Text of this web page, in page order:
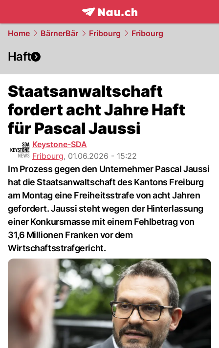
frontpage.NAU.ch
Home BärnerBär Fribourg Fribourg
Haft
Staatsanwaltschaft
fordert acht Jahre Haft
für Pascal Jaussi
Keystone-SDA
Fribourg, 01.06.2026 - 15:22
Im Prozess gegen den Unternehmer Pascal Jaussi
hat die Staatsanwaltschaft des Kantons Freiburg
am Montag eine Freiheitsstrafe von acht Jahren
gefordert. Jaussi steht wegen der Hinterlassung
einer Konkursmasse mit einem Fehlbetrag von
31,6 Millionen Franken vor dem
Wirtschaftsstrafgericht.